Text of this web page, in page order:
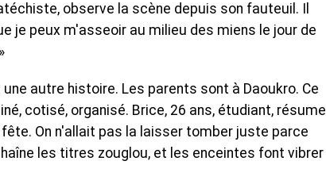
observe la scène depuis son fauteuil. Il
je peux m'asseoir au milieu des miens le jour de
autre histoire. Les parents sont à Daoukro. Ce
cotisé, organisé. Brice, 26 ans, étudiant, résume
On n'allait pas la laisser tomber juste parce
les titres zouglou, et les enceintes font vibrer